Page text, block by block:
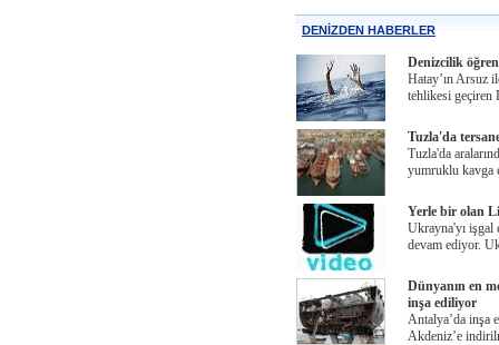
DENİZDEN HABERLER
Denizcilik
Hatay’ın Arsuz
tehlikesi
Tuzla'da
Tuzla'da
yumruklu kavga
Yerle bir olan
Ukrayna'yı işgal
devam ediyor.
Dünyanın en
inşa ediliyor
Antalya’da inşa
Akdeniz’e